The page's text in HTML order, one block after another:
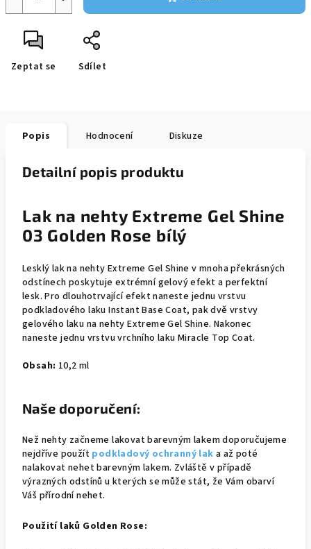
Zeptat se Sdílet
Popis Hodnocení Diskuze
Detailní popis produktu
Lak na nehty Extreme Gel Shine
03 Golden Rose bílý
Lesklý lak na nehty Extreme Gel Shine v mnoha překrásných
odstínech poskytuje extrémní gelový efekt a perfektní
lesk. Pro dlouhotrvající efekt naneste jednu vrstvu
podkladového laku Instant Base Coat, pak dvě vrstvy
gelového laku na nehty Extreme Gel Shine. Nakonec
naneste jednu vrstvu vrchního laku Miracle Top Coat.
Obsah: 10,2 ml
Naše doporučení:
Než nehty začneme lakovat barevným lakem doporučujeme
nejdříve použít podkladový ochranný lak a až poté
nalakovat nehet barevným lakem. Zvláště v případě
výrazných odstínů u kterých se může stát, že Vám obarví
Váš přírodní nehet.
Použití laků Golden Rose: